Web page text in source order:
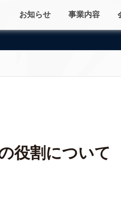
お知らせ 事業内容
役割について